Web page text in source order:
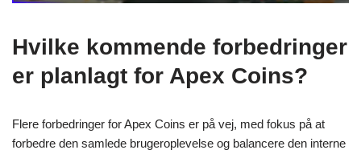
Hvilke kommende forbedringer
er planlagt for Apex Coins?
Flere forbedringer for Apex Coins er på vej, med fokus på at
forbedre den samlede brugeroplevelse og balancere den interne